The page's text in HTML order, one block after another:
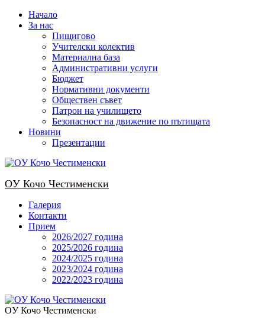
Skip
Начало
За нас
Пищигово
Учителски колектив
Материална база
Административни услуги
Бюджет
Нормативни документи
Обществен съвет
Патрон на училището
Безопасност на движение по пътищата
Новини
Презентации
OУ Кочо Чeстименски
Галерия
Контакти
Прием
2026/2027 година
2025/2026 година
2024/2025 годинa
2023/2024 година
2022/2023 година
OУ Кочо Чeстименски